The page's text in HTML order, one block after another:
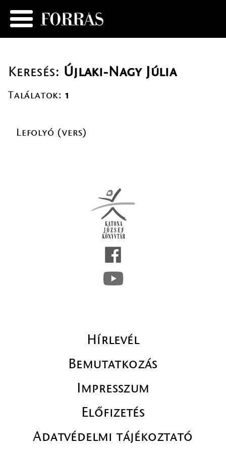
Keresés: Újlaki-Nagy Júlia
Találatok: 1
Lefolyó (vers)
Hírlevél
Bemutatkozás
Impresszum
Előfizetés
Adatvédelmi tájékoztató